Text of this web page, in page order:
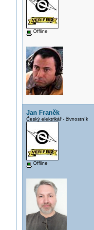
Offline
Jan Franěk
Český elektrikář - živnostník
Offline